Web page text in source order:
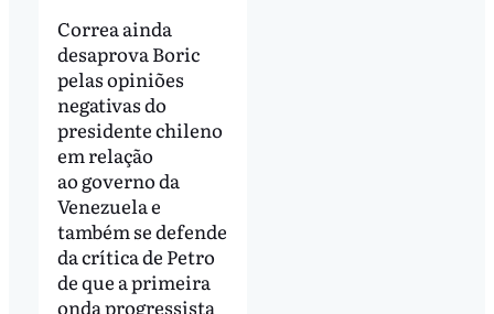
Correa ainda
desaprova Boric
pelas opiniões
negativas do
presidente chileno
em relação
ao governo da
Venezuela e
também se defende
da crítica de Petro
de que a primeira
onda progressista